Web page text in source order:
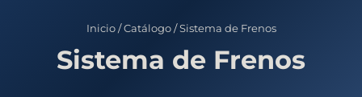
Inicio/Catálogo/Sistema de Frenos
Sistema de Frenos